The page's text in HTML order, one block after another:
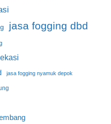
jasa fogging dbd
jasa fogging nyamuk depok